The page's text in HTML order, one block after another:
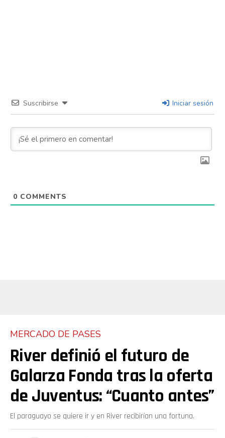
Suscribirse Iniciar sesión
0 COMMENTS
MERCADO DE PASES
River definió el futuro de
Galarza Fonda tras la oferta
de Juventus: “Cuanto antes”
El paraguayo se quiere ir y en River recibirían una fortuna.